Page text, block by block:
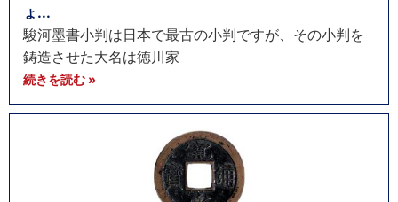
ょ...
駿河墨書小判は日本で最古の小判ですが、その小判を
鋳造させた大名は徳川家
続きを読む »